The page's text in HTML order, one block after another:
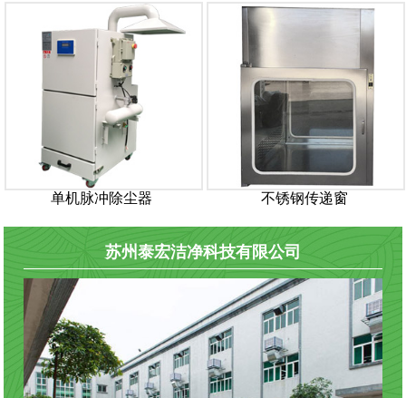
单机脉冲除尘器 不锈钢传递窗
苏州泰宏洁净科技有限公司